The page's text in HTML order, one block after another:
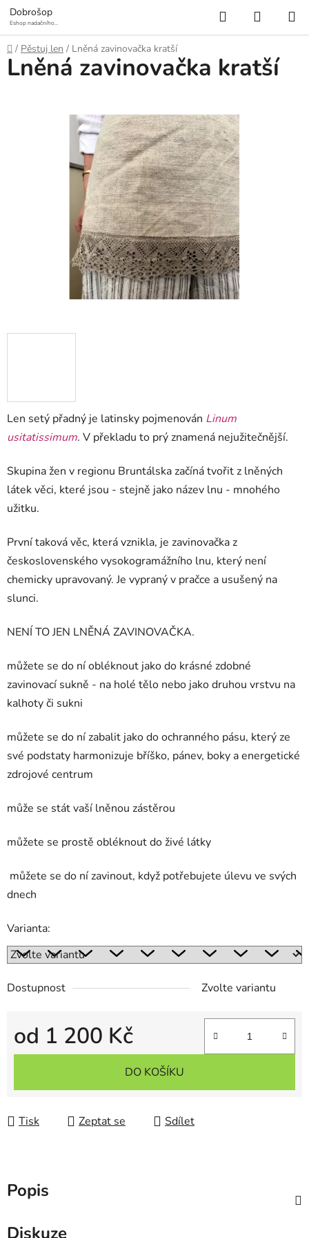
Přejít
na
obsah
Dobrošop
Eshop nadačního
prameny
Hledat
KOŠÍK
Domů
/ Pěstuj len / Lněná zavinovačka kratší
Len setý přadný je latinsky pojmenován Linum
usitatissimum. V překladu to prý znamená nejužitečnější.
Skupina žen v regionu Bruntálska začíná tvořit z lněných
látek věci, které jsou - stejně jako název lnu - mnohého
užitku.
První taková věc, která vznikla, je zavinovačka z
československého vysokogramážního lnu, který není
chemicky upravovaný. Je vypraný v pračce a usušený na
slunci.
NENÍ TO JEN LNĚNÁ ZAVINOVAČKA.
můžete se do ní obléknout jako do krásné zdobné
zavinovací sukně - na holé tělo nebo jako druhou vrstvu na
kalhoty či sukni
můžete se do ní zabalit jako do ochranného pásu, který ze
své podstaty harmonizuje bříško, pánev, boky a energetické
zdrojové centrum
může se stát vaší lněnou zástěrou
můžete se prostě obléknout do živé látky
můžete se do ní zavinout, když potřebujete úlevu ve svých
dnech
Varianta:
Dostupnost Zvolte variantu
od 1 200 Kč
Měrná cena:
DO KOŠÍKU
Tisk Zeptat se Sdílet
Lněná zavinovačka kratší
Popis
Diskuze